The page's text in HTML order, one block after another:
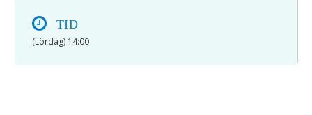
TID
(Lördag) 14:00